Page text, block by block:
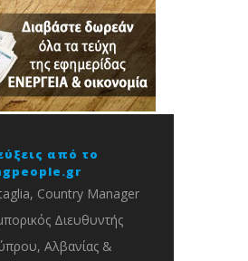
από το
Country Manager
Διευθυντής
Αλβανίας &